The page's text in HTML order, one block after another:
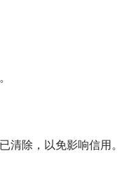
清除，以免影响信用。